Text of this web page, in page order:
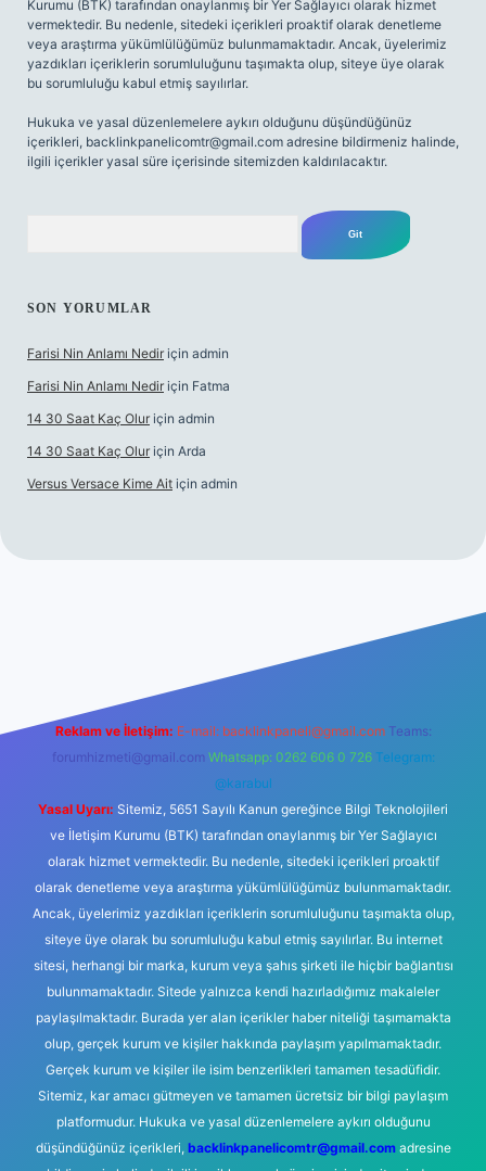
Kurumu (BTK) tarafından onaylanmış bir Yer Sağlayıcı olarak hizmet
vermektedir. Bu nedenle, sitedeki içerikleri proaktif olarak denetleme
veya araştırma yükümlülüğümüz bulunmamaktadır. Ancak, üyelerimiz
yazdıkları içeriklerin sorumluluğunu taşımakta olup, siteye üye olarak
bu sorumluluğu kabul etmiş sayılırlar.
Hukuka ve yasal düzenlemelere aykırı olduğunu düşündüğünüz
içerikleri, backlinkpanelicomtr@gmail.com adresine bildirmeniz halinde,
ilgili içerikler yasal süre içerisinde sitemizden kaldırılacaktır.
SON YORUMLAR
Farisi Nin Anlamı Nedir için admin
Farisi Nin Anlamı Nedir için Fatma
14 30 Saat Kaç Olur için admin
14 30 Saat Kaç Olur için Arda
Versus Versace Kime Ait için admin
Reklam ve İletişim: E-mail: backlinkpaneli@gmail.com Teams:
forumhizmeti@gmail.com Whatsapp: 0262 606 0 726 Telegram:
@karabul
Yasal Uyarı: Sitemiz, 5651 Sayılı Kanun gereğince Bilgi Teknolojileri
ve İletişim Kurumu (BTK) tarafından onaylanmış bir Yer Sağlayıcı
olarak hizmet vermektedir. Bu nedenle, sitedeki içerikleri proaktif
olarak denetleme veya araştırma yükümlülüğümüz bulunmamaktadır.
Ancak, üyelerimiz yazdıkları içeriklerin sorumluluğunu taşımakta olup,
siteye üye olarak bu sorumluluğu kabul etmiş sayılırlar. Bu internet
sitesi, herhangi bir marka, kurum veya şahıs şirketi ile hiçbir bağlantısı
bulunmamaktadır. Sitede yalnızca kendi hazırladığımız makaleler
paylaşılmaktadır. Burada yer alan içerikler haber niteliği taşımamakta
olup, gerçek kurum ve kişiler hakkında paylaşım yapılmamaktadır.
Gerçek kurum ve kişiler ile isim benzerlikleri tamamen tesadüfidir.
Sitemiz, kar amacı gütmeyen ve tamamen ücretsiz bir bilgi paylaşım
platformudur. Hukuka ve yasal düzenlemelere aykırı olduğunu
düşündüğünüz içerikleri, backlinkpanelicomtr@gmail.comadresine